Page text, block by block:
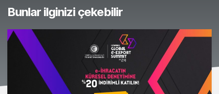
Bunlar ilginizi çekebilir